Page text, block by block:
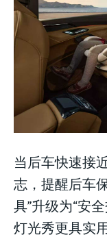
当后车快速接
志，提醒后车
具”升级为“安
灯光秀更具实